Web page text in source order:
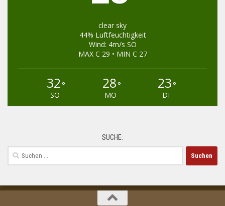
clear sky
44% Luftfeuchtigkeit
Wind: 4m/s SO
MAX C 29 • MIN C 27
32°
SO
28°
MO
23°
DI
SUCHE:
Suchen
nach: